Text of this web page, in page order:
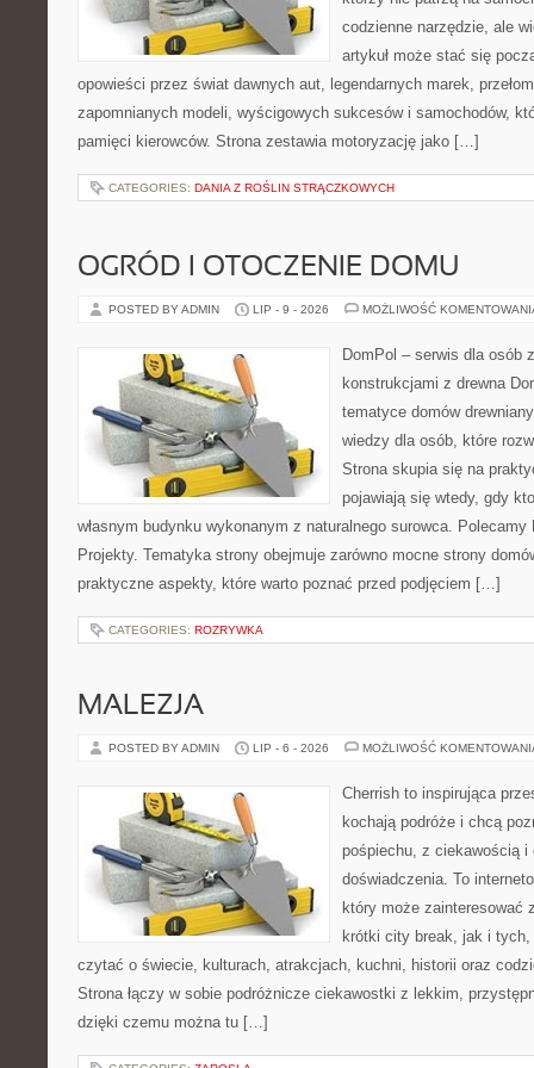
codzienne narzędzie, ale
artykuł może stać się
opowieści przez świat dawnych aut, legendarnych marek,
zapomnianych modeli, wyścigowych sukcesów i samochodów,
pamięci kierowców. Strona zestawia motoryzację jako […]
CATEGORIES: DANIA Z ROŚLIN STRĄCZKOWYCH
OGRÓD I OTOCZENIE DOMU
POSTED BY ADMIN LIP - 9 - 2026 MOŻLIWOŚĆ
DomPol – serwis dla osób
konstrukcjami z drewna
tematyce domów
wiedzy dla osób, które
Strona skupia się na
pojawiają się wtedy, gdy
własnym budynku wykonanym z naturalnego surowca.
Projekty. Tematyka strony obejmuje zarówno mocne strony
praktyczne aspekty, które warto poznać przed podjęciem […]
CATEGORIES: ROZRYWKA
MALEZJA
POSTED BY ADMIN LIP - 6 - 2026 MOŻLIWOŚĆ
Cherrish to inspirująca
kochają podróże i chcą
pośpiechu, z ciekawością i
doświadczenia. To
który może zainteresować
krótki city break, jak i
czytać o świecie, kulturach, atrakcjach, kuchni, historii oraz
Strona łączy w sobie podróżnicze ciekawostki z lekkim,
dzięki czemu można tu […]